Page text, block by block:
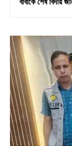
বাবাকে শেষ বিদায়